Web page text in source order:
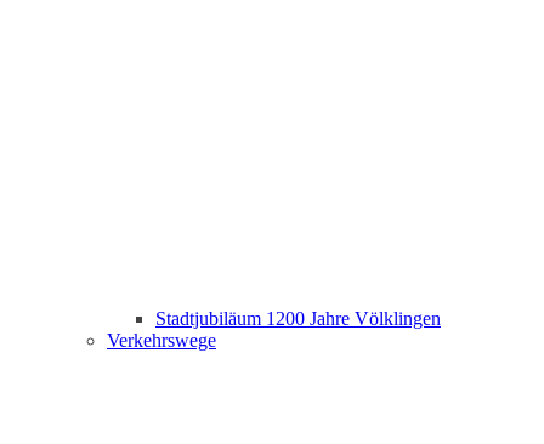
Stadtjubiläum 1200 Jahre Völklingen
Verkehrswege